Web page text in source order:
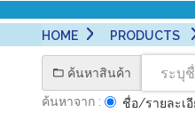
HOME PRODUCTS
ค้นหาสินค้า
ค้นหาจาก :
ชื่อ/รายละเ